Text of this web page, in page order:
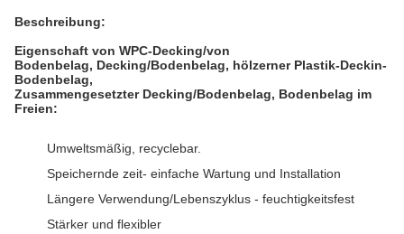
Beschreibung:
Eigenschaft von WPC-Decking/von
Bodenbelag, Decking/Bodenbelag, hölzerner Plastik-Deckin-
Bodenbelag,
ZusammengesetzterDecking/Bodenbelag, Bodenbelag im
Freien:
Umweltsmäßig, recyclebar.
Speichernde zeit- einfache Wartung und Installation
Längere Verwendung/Lebenszyklus - feuchtigkeitsfest
Stärker und flexibler